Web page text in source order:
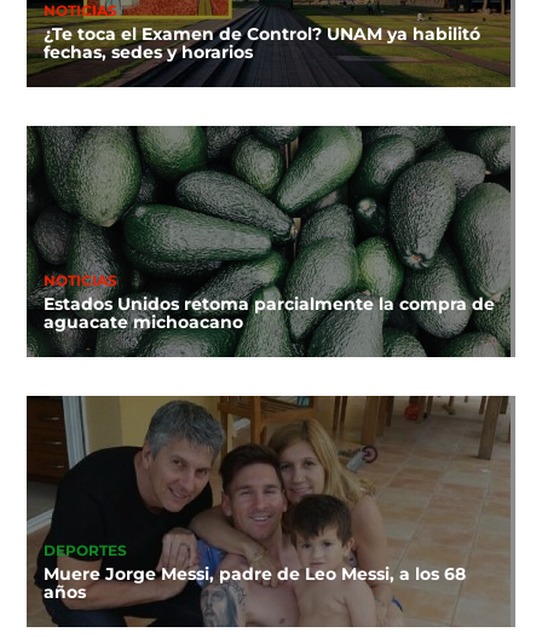
NOTICIAS
¿Te toca el Examen de Control? UNAM ya habilitó
fechas, sedes y horarios
NOTICIAS
Estados Unidos retoma parcialmente la compra de
aguacate michoacano
DEPORTES
Muere Jorge Messi, padre de Leo Messi, a los 68
años